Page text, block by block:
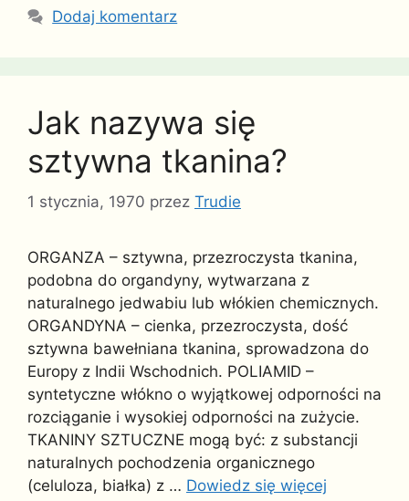
Dodaj komentarz
Jak nazywa się
sztywna tkanina?
1 stycznia, 1970 przez Trudie
ORGANZA – sztywna, przezroczysta tkanina,
podobna do organdyny, wytwarzana z
naturalnego jedwabiu lub włókien chemicznych.
ORGANDYNA – cienka, przezroczysta, dość
sztywna bawełniana tkanina, sprowadzona do
Europy z Indii Wschodnich. POLIAMID –
syntetyczne włókno o wyjątkowej odporności na
rozciąganie i wysokiej odporności na zużycie.
TKANINY SZTUCZNE mogą być: z substancji
naturalnych pochodzenia organicznego
(celuloza, białka) z … Dowiedz się więcej